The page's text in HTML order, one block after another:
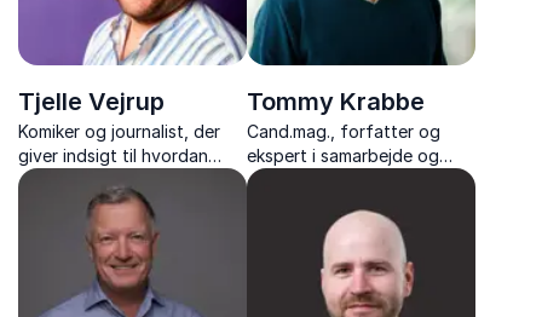
Tjelle Vejrup
Komiker og journalist, der
giver indsigt til hvordan
humor kan gøre jeres
arbejdsplads sjovere,
sundere og langt mere
Tommy Krabbe
Cand.mag., forfatter og
ekspert i samarbejde og
relationer, med over 1.500
om forandring, trivsel og
menneskelig adfærd.